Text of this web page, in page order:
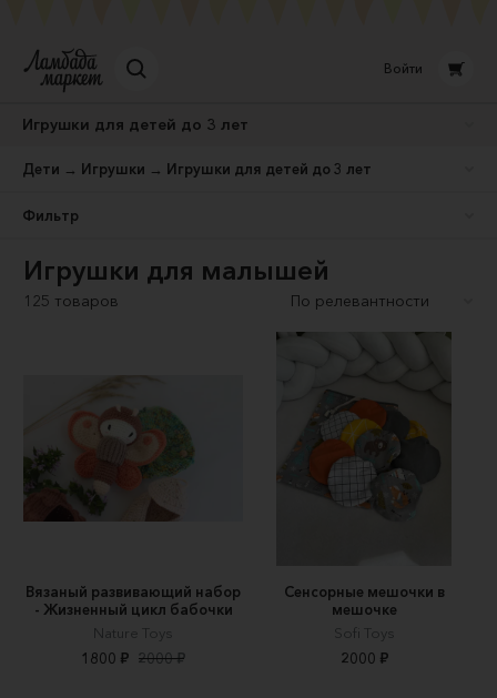
Войти
Игрушки для детей до 3 лет
Дети → Игрушки → Игрушки для детей до 3 лет
Фильтр
Игрушки для малышей
125 товаров
Вязаный развивающий набор
- Жизненный цикл бабочки
Nature Toys
1800 ₽ 2000 ₽
Сенсорные мешочки в
мешочке
Sofi Toys
2000 ₽